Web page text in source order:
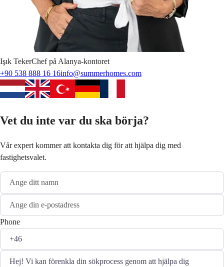
Işık TekerChef på Alanya-kontoret
+90 538 888 16 16info@summerhomes.com
Vet du inte var du ska börja?
Vår expert kommer att kontakta dig för att hjälpa dig med
fastighetsvalet.
Phone